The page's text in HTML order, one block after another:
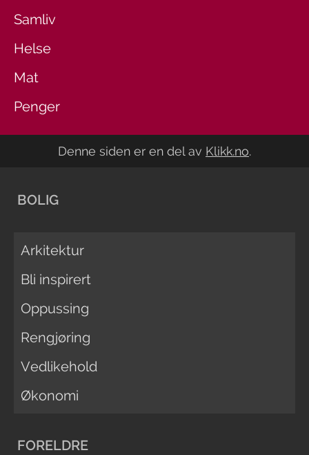
Samliv
Helse
Mat
Penger
Denne siden er en del av Klikk.no.
BOLIG
Arkitektur
Bli inspirert
Oppussing
Rengjøring
Vedlikehold
Økonomi
FORELDRE